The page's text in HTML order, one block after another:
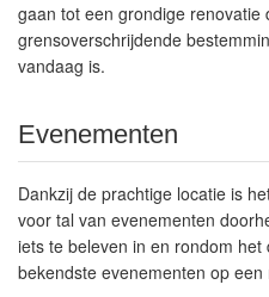
gaan tot een grondige renovatie
grensoverschrijdende
vandaag is.
Evenementen
Dankzij de prachtige locatie is
voor tal van evenementen
iets te beleven in en rondom
bekendste evenementen op een